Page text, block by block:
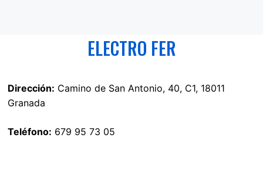
ELECTRO FER
Dirección: Camino de San Antonio, 40, C1, 18011
Granada
Teléfono: 679 95 73 05